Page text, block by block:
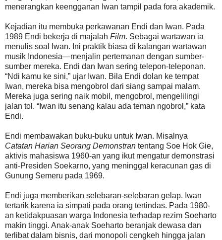
menerangkan keengganan Iwan tampil pada fora akademik.
Kejadian itu membuka perkawanan Endi dan Iwan. Pada
1989 Endi bekerja di majalah Film. Sebagai wartawan ia
menulis soal Iwan. Ini praktik biasa di kalangan wartawan
musik Indonesia—menjalin pertemanan dengan sumber-
sumber mereka. Endi dan Iwan sering telepon-teleponan.
“Ndi kamu ke sini,” ujar Iwan. Bila Endi dolan ke tempat
Iwan, mereka bisa mengobrol dari siang sampai malam.
Mereka juga sering naik mobil, mengobrol, mengelilingi
jalan tol. “Iwan itu senang kalau ada teman ngobrol,” kata
Endi.
Endi membawakan buku-buku untuk Iwan. Misalnya
Catatan Harian Seorang Demonstran tentang Soe Hok Gie,
aktivis mahasiswa 1960-an yang ikut mengatur demonstrasi
anti-Presiden Soekarno, yang meninggal keracunan gas di
Gunung Semeru pada 1969.
Endi juga memberikan selebaran-selebaran gelap. Iwan
tertarik karena ia simpati pada orang tertindas. Pada 1980-
an ketidakpuasan warga Indonesia terhadap rezim Soeharto
makin tinggi. Anak-anak Soeharto beranjak dewasa dan
terlibat dalam bisnis, dari monopoli cengkeh hingga jalan